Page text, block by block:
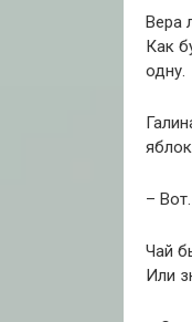
Вера
Как
одну.
–
Чай
Или